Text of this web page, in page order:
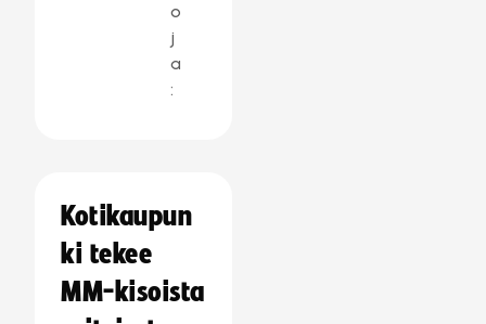
o
j
a
:
Kotikaupun
ki tekee
MM-kisoista